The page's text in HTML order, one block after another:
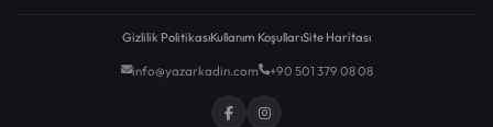
Gizlilik PolitikasıKullanım KoşullarıSite Haritası
info@yazarkadin.com +90 501 379 08 08